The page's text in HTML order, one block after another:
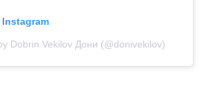
Dobrin Vekilov Дони (@donivekilov)